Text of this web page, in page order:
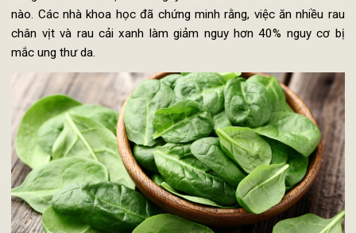
của bản thân mình.
4. Rau chân vịt
Do những tác nhân thời tiết và môi trường, căn bệnh ung thư
đang trở thành một mối nguy tiềm ẩn với bất cứ cá
nào. Các nhà khoa học đã chứng minh rằng, việc ăn nhiều
chân vịt và rau cải xanh làm giảm nguy hơn 40% nguy cơ
mắc ung thư da.